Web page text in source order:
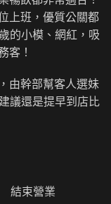
上班，優質公關都
的小模、網紅，吸
客！
由幹部幫客人選妹
議還是提早到店比
結束營業